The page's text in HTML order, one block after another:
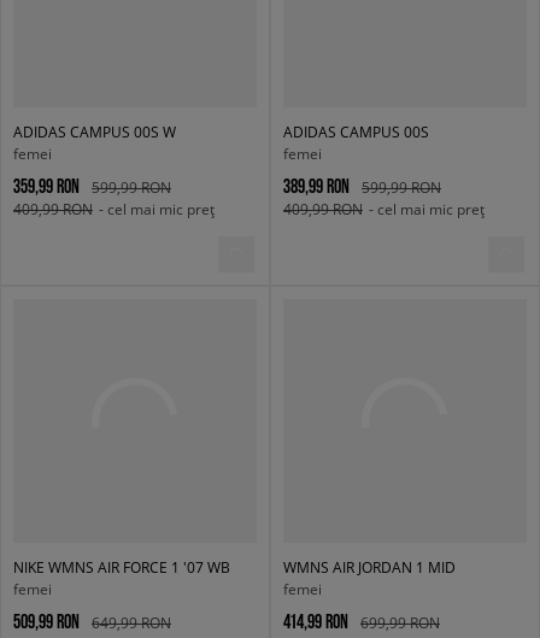
ADIDAS CAMPUS 00S W
femei
359,99 RON
599,99 RON
409,99 RON - cel mai mic preț
ADIDAS CAMPUS 00S
femei
389,99 RON
599,99 RON
409,99 RON - cel mai mic preț
NIKE WMNS AIR FORCE 1 '07 WB
femei
509,99 RON
649,99 RON
WMNS AIR JORDAN 1 MID
femei
414,99 RON
699,99 RON